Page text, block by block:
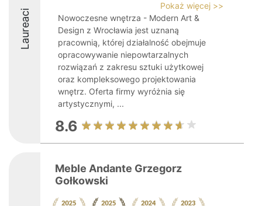
Laureaci
Pokaż więcej >>
Nowoczesne wnętrza - Modern Art &
Design z Wrocławia jest uznaną
pracownią, której działalność obejmuje
opracowywanie niepowtarzalnych
rozwiązań z zakresu sztuki użytkowej
oraz kompleksowego projektowania
wnętrz. Oferta firmy wyróżnia się
artystycznymi, ...
8.6
Meble Andante Grzegorz
Gołkowski